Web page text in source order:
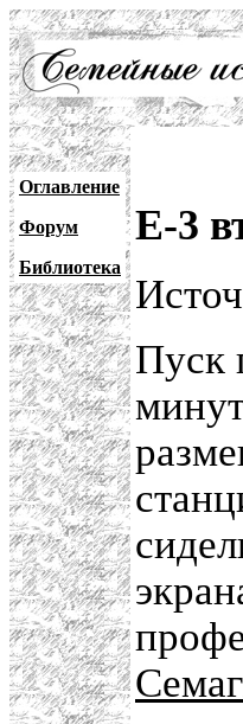
Оглавление
Форум
Библиотека
Е-3
Пуск